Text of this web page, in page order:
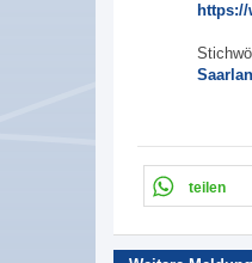
https://
teilen